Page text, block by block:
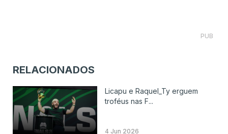
PUB
RELACIONADOS
Licapu e Raquel_Ty erguem
troféus nas F...
4 Jun 2026